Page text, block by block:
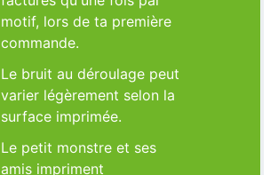
motif, lors de ta première
commande.
Le bruit au déroulage peut
varier légèrement selon la
surface imprimée.
Le petit monstre et ses
amis impriment